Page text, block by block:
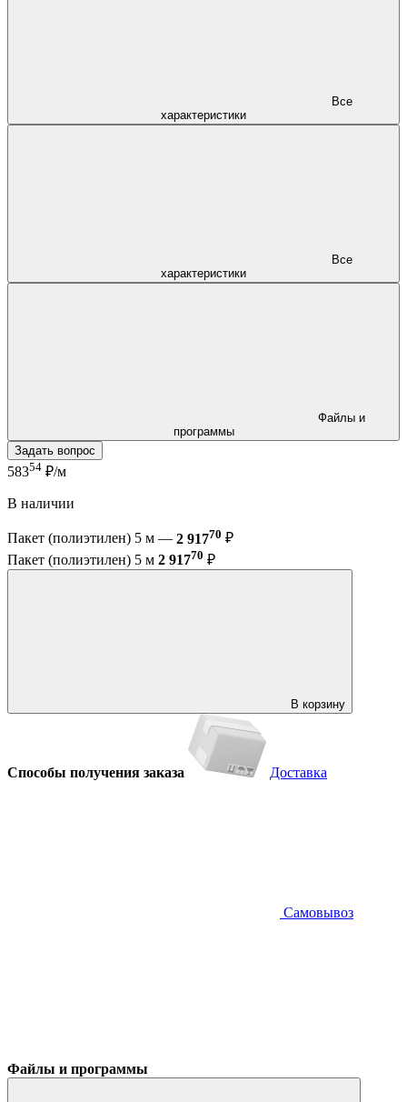
характеристики
характеристики
программы
Задать вопрос
58354 ₽/м
В наличии
Пакет (полиэтилен) 5 м — 2 91770 ₽
Пакет (полиэтилен) 5 м 2 91770 ₽
В корзину
Способы получения заказа Доставка
Самовывоз
Файлы и программы